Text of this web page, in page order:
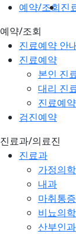
예약/조회진
예약/조회
진료예약 안
진료예약
본인 진
대리 진
진료예
검진예약
진료과/의료진
진료과
가정의
내과
마취통
비뇨의
산부인과